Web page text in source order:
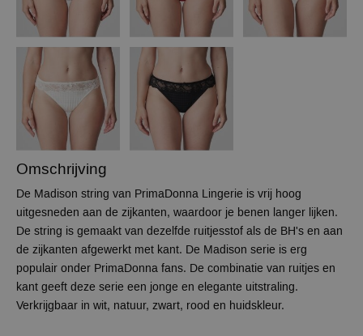
Omschrijving
De Madison string van PrimaDonna Lingerie is vrij hoog
uitgesneden aan de zijkanten, waardoor je benen langer lijken.
De string is gemaakt van dezelfde ruitjesstof als de BH's en aan
de zijkanten afgewerkt met kant. De Madison serie is erg
populair onder PrimaDonna fans. De combinatie van ruitjes en
kant geeft deze serie een jonge en elegante uitstraling.
Verkrijgbaar in wit, natuur, zwart, rood en huidskleur.